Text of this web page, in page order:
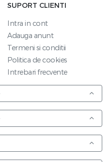
SUPORT CLIENTI
Intra in cont
Adauga anunt
Termeni si conditii
Politica de cookies
Intrebari frecvente